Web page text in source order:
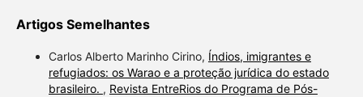
Artigos Semelhantes
Carlos Alberto Marinho Cirino, Índios, imigrantes e
refugiados: os Warao e a proteção jurídica do estado
brasileiro. , Revista EntreRios do Programa de Pós-